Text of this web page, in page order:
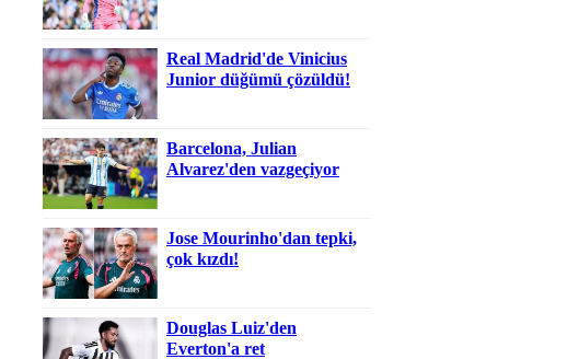
Real Madrid'de Vinicius
Junior düğümü çözüldü!
Barcelona, Julian
Alvarez'den vazgeçiyor
Jose Mourinho'dan tepki,
çok kızdı!
Douglas Luiz'den
Everton'a ret